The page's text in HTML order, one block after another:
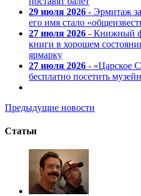
29 июля 2026 - Эрмитаж
его имя стало
27 июля 2026 - Книжный
книги в хорошем
ярмарку
27 июля 2026 - «Царское
бесплатно посетить
Предыдущие новости
Статьи